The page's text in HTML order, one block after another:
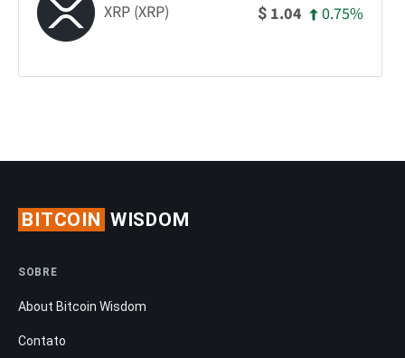
XRP (XRP) $ 1.04 0.75%
BITCOIN WISDOM
SOBRE
About Bitcoin Wisdom
Contato